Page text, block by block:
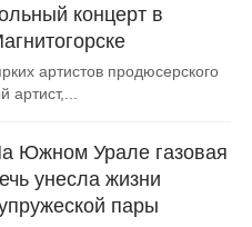
концерт в
артистов продюсерского
Южном Урале газовая
унесла жизни
пары